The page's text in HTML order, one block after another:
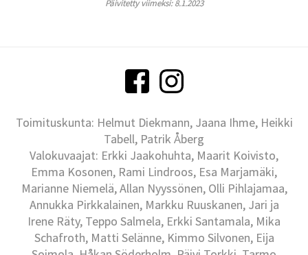
Päivitetty viimeksi: 8.1.2023
Toimituskunta: Helmut Diekmann, Jaana Ihme, Heikki
Tabell, Patrik Åberg
Valokuvaajat: Erkki Jaakohuhta, Maarit Koivisto,
Emma Kosonen, Rami Lindroos, Esa Marjamäki,
Marianne Niemelä, Allan Nyyssönen, Olli Pihlajamaa,
Annukka Pirkkalainen, Markku Ruuskanen, Jari ja
Irene Räty, Teppo Salmela, Erkki Santamala, Mika
Schafroth, Matti Selänne, Kimmo Silvonen, Eija